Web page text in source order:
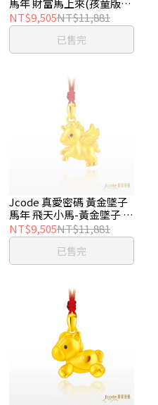
馬年 財富馬上來(孩童版)-
黃金墜子 金重約 0.40 錢
±0.03錢
NT$9,505NT$11,881
已售完
Jcode 真愛密碼 黃金墜子
馬年 飛天小馬-黃金墜子 金
重約 0.40 錢±0.03錢
NT$9,505NT$11,881
已售完